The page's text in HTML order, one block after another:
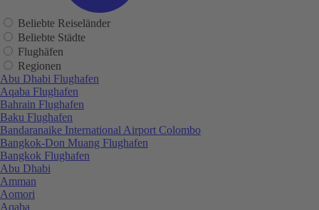
Beliebte Reiseländer
Beliebte Städte
Flughäfen
Regionen
Abu Dhabi Flughafen
Aqaba Flughafen
Bahrain Flughafen
Baku Flughafen
Bandaranaike International Airport Colombo
Bangkok-Don Muang Flughafen
Bangkok Flughafen
Abu Dhabi
Amman
Aomori
Aqaba